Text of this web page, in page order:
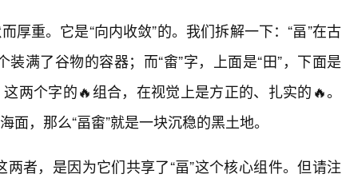
厚重。它是“向内收敛”的。我们拆解一下：“畐”在古
满了谷物的容器；而“畬”字，上面是“田”，下面是
两个字的🔥组合，在视觉上是方正的、扎实的🔥。
面，那么“畐畬”就是一块沉稳的黑土地。
者，是因为它们共享了“畐”这个核心组件。但请注